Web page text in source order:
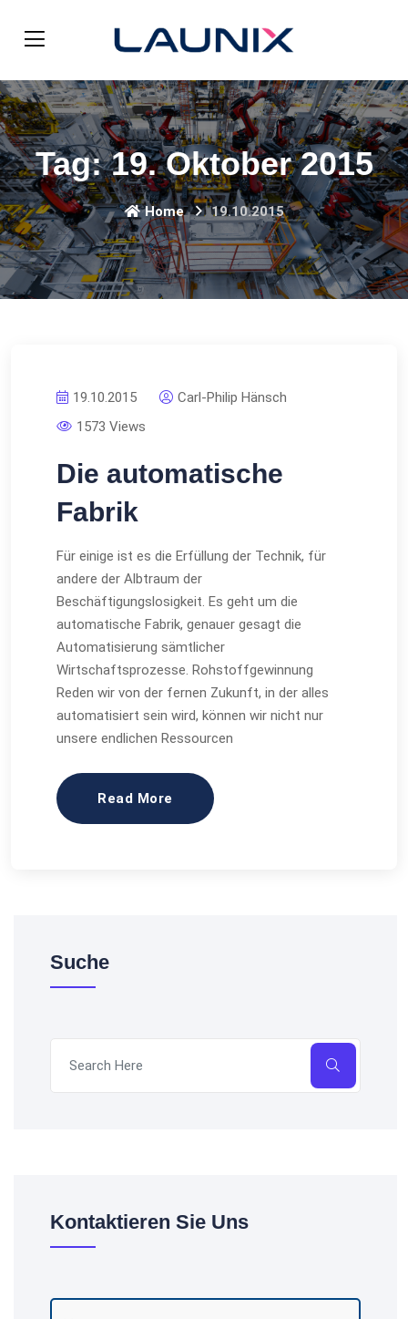
Tag:19. Oktober 2015
Home 19.10.2015
19.10.2015
Carl-Philip Hänsch
1573 Views
Die automatische
Fabrik
Für einige ist es die Erfüllung der Technik, für
andere der Albtraum der
Beschäftigungslosigkeit. Es geht um die
automatische Fabrik, genauer gesagt die
Automatisierung sämtlicher
Wirtschaftsprozesse. Rohstoffgewinnung
Reden wir von der fernen Zukunft, in der alles
automatisiert sein wird, können wir nicht nur
unsere endlichen Ressourcen
Read More
Suche
Kontaktieren Sie Uns